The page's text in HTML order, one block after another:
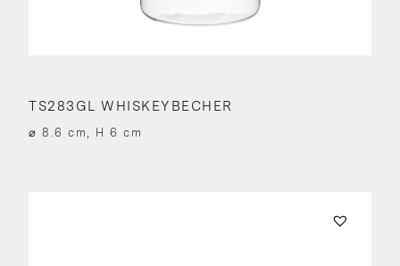
TS283GL WHISKEYBECHER
⌀ 8.6 cm, H 6 cm